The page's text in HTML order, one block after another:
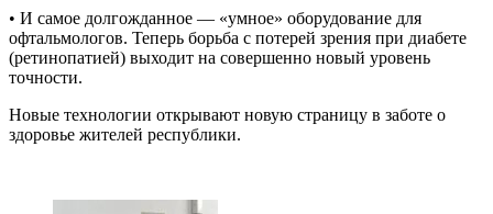
• И самое долгожданное — «умное» оборудование для
офтальмологов. Теперь борьба с потерей зрения при диабете
(ретинопатией) выходит на совершенно новый уровень
точности.
Новые технологии открывают новую страницу в заботе о
здоровье жителей республики.